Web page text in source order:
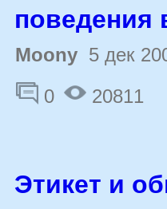
поведения
Moony 5 дек
0
20811
Этикет и